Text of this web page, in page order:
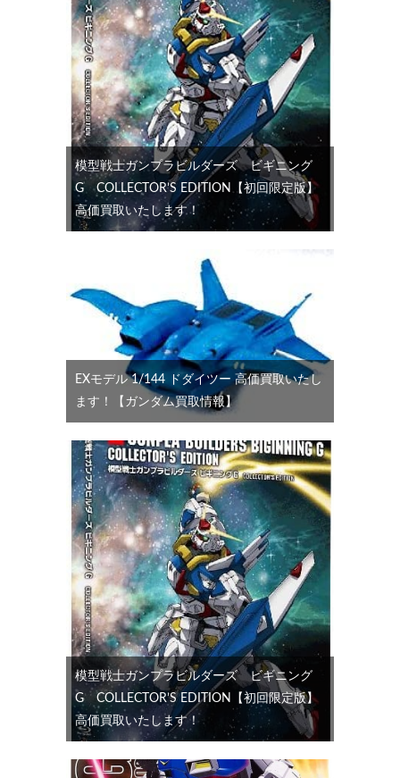
模型戦士ガンプラビルダーズ ビギニング
G COLLECTOR’S EDITION【初回限定版】
高価買取いたします！
EXモデル 1/144 ドダイツー 高価買取いたし
ます！【ガンダム買取情報】
模型戦士ガンプラビルダーズ ビギニング
G COLLECTOR’S EDITION【初回限定版】
高価買取いたします！